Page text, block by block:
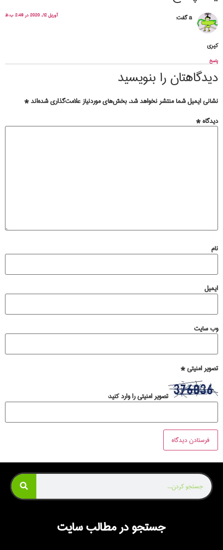
aگفت: آوریل 12, 2020 در 2:49 ب.ظ
کیری
پاسخ
دیدگاهتان را بنویسید
نشانی ایمیل شما منتشر نخواهد شد. بخش‌های موردنیاز علامت‌گذاری شده‌اند*
دیدگاه*
نام
ایمیل
وب‌ سایت
تصویر امنیتی*
تصویر امنیتی را وارد کنید:
جستجو در مطالب سایت